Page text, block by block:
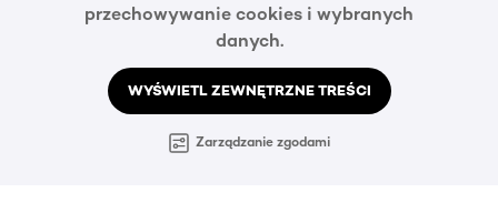
przechowywanie cookies i wybranych
danych.
WYŚWIETL ZEWNĘTRZNE TREŚCI
Zarządzanie zgodami